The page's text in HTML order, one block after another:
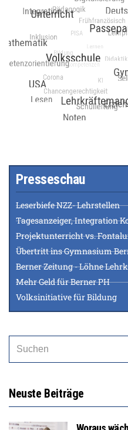
Presseschau
Leserbiefe NZZ- Lehrstellen
Tagesanzeiger, Integration
Projektunterricht vs.
Übertritt ins Gymnasium
Berner Zeitung - Löhne
Mehr Geld für Berner PH
Volksinitiative für Bildung
Neuste Beiträge